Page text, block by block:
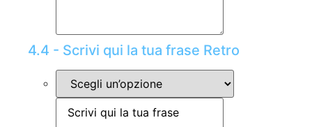
4.4 - Scrivi qui la tua frase Retro